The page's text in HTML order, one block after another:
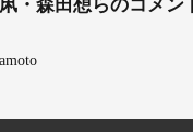
・森田想らのコメン